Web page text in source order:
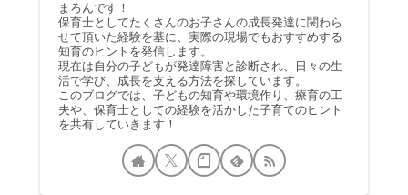
まろんです！
保育士としてたくさんのお子さんの成長発達に関わら
せて頂いた経験を基に、実際の現場でもおすすめする
知育のヒントを発信します。
現在は自分の子どもが発達障害と診断され、日々の生
活で学び、成長を支える方法を探しています。
このブログでは、子どもの知育や環境作り、療育の工
夫や、保育士としての経験を活かした子育てのヒント
を共有していきます！